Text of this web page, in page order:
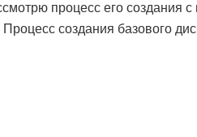
процесс его создания
Процесс создания базового